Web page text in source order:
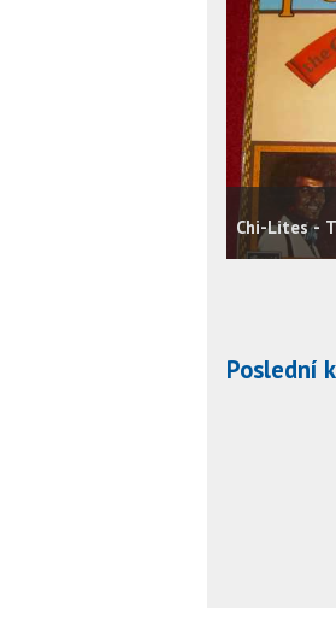
Chi-Lites -
Poslední